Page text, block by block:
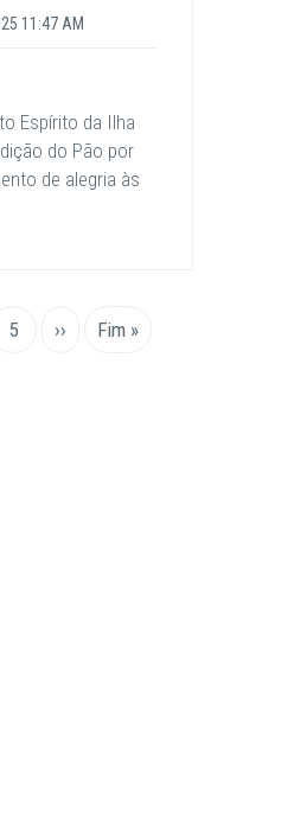
11:47 AM
Espírito da Ilha
do Pão por
de alegria às
Page
5
Next
››
Last
Fim »